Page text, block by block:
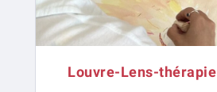
Louvre-Lens-thérapie